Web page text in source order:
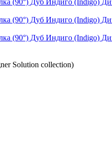
Solution collection)